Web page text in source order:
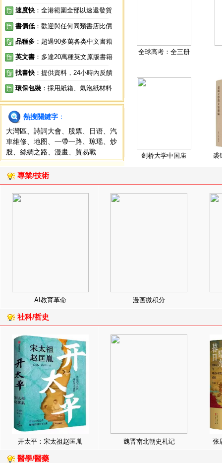
速度快 ：全港範圍全部以速遞發貨
書價低 ：歡迎與任何同類書店比價
品種多 ：超過90多萬各类中文書籍
英文書 ：多達20萬種英文原版書籍
找書快 ：提供資料，24小時內反饋
環保包裝 ：採用紙箱、氣泡紙材料
熱搜關鍵字 ：
大灣區
詩詞大會 股票 日语
汽
車維修
地图 一帶一路 琼瑶
炒
股
絲綢之路 漫畫 貿易戰
全球高考：全三册
剑桥大学中国庙 裘
專業/技術
AI教育革命 漫画微积分
社科/哲史
开太平：宋太祖赵匡胤 魏晋南北朝史札记 张
醫學/醫藥